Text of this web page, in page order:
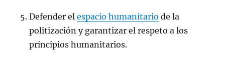
Defender elespacio humanitario de la
politización y garantizar el respeto a los
principios humanitarios.